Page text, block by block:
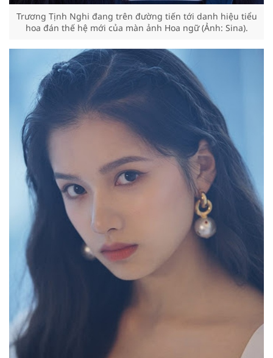
Trương Tịnh Nghi đang trên đường tiến tới danh hiệu tiểu
hoa đán thế hệ mới của màn ảnh Hoa ngữ (Ảnh: Sina).